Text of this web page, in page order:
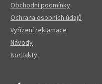
Obchodní podmínky
Ochrana osobních údajů
Vyřízení reklamace
Návody
Kontakty